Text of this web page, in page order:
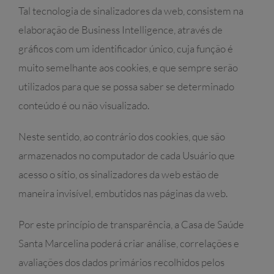
Tal tecnologia de sinalizadores da web, consistem na
elaboração de Business Intelligence, através de
gráficos com um identificador único, cuja função é
muito semelhante aos cookies, e que sempre serão
utilizados para que se possa saber se determinado
conteúdo é ou não visualizado.
Neste sentido, ao contrário dos cookies, que são
armazenados no computador de cada Usuário que
acesso o sítio, os sinalizadores da web estão de
maneira invisível, embutidos nas páginas da web.
Por este princípio de transparência, a Casa de Saúde
Santa Marcelina poderá criar análise, correlações e
avaliações dos dados primários recolhidos pelos